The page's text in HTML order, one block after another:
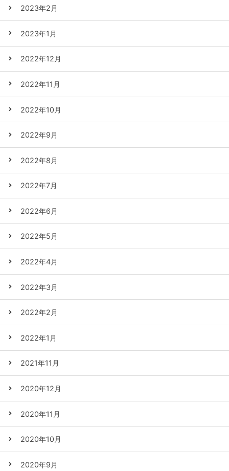
2023年2月
2023年1月
2022年12月
2022年11月
2022年10月
2022年9月
2022年8月
2022年7月
2022年6月
2022年5月
2022年4月
2022年3月
2022年2月
2022年1月
2021年11月
2020年12月
2020年11月
2020年10月
2020年9月